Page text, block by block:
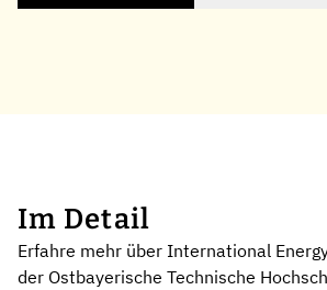
Im Detail
Erfahre mehr über International
der Ostbayerische Technische